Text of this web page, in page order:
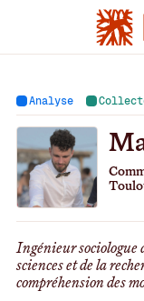
Max
Analyse
Ingénieur sociologue
sciences et de la
compréhension des